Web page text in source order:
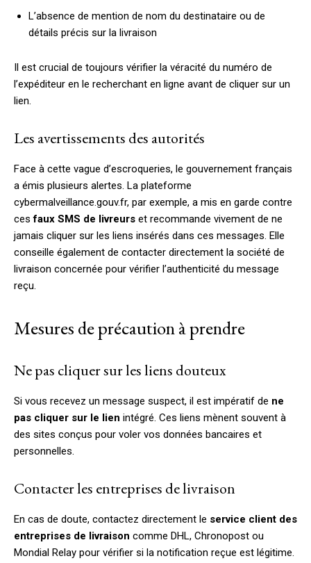
L’absence de mention de nom du destinataire ou de
détails précis sur la livraison
Il est crucial de toujours vérifier la véracité du numéro de
l’expéditeur en le recherchant en ligne avant de cliquer sur un
lien.
Les avertissements des autorités
Face à cette vague d’escroqueries, le gouvernement français
a émis plusieurs alertes. La plateforme
cybermalveillance.gouv.fr, par exemple, a mis en garde contre
cesfaux SMS de livreurs et recommande vivement de ne
jamais cliquer sur les liens insérés dans ces messages. Elle
conseille également de contacter directement la société de
livraison concernée pour vérifier l’authenticité du message
reçu.
Mesures de précaution à prendre
Ne pas cliquer sur les liens douteux
Si vous recevez un message suspect, il est impératif de ne
pas cliquer sur le lien intégré. Ces liens mènent souvent à
des sites conçus pour voler vos données bancaires et
personnelles.
Contacter les entreprises de livraison
En cas de doute, contactez directement le service client des
entreprises de livraison comme DHL, Chronopost ou
Mondial Relay pour vérifier si la notification reçue est légitime.